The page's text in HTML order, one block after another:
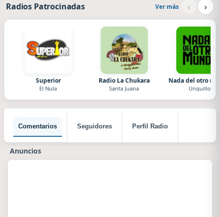
Radios Patrocinadas Ver más ‹ ›
Superior
El Nula
Radio La Chukara
Santa Juana
Nada del otro
Unquillo
Comentarios Seguidores Perfil Radio
Anuncios